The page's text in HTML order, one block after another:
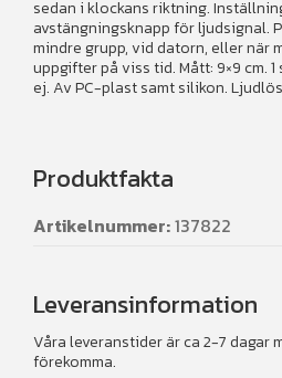
sedan i klockans riktning.
avstängningsknapp för ljudsignal.
mindre grupp, vid datorn, eller när
uppgifter på viss tid. Mått: 9×9 cm.
ej. Av PC-plast samt silikon.
Produktfakta
Artikelnummer:137822
Leveransinformation
Våra leveranstider är ca 2-7 dagar
förekomma.